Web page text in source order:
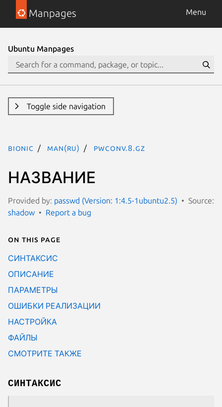
Manpages Menu
Ubuntu Manpages
Toggle side navigation
bionic man(ru) pwconv.8.gz
НАЗВАНИЕ
Provided by: passwd (Version: 1:4.5-1ubuntu2.5)
Source:
shadow
Report a bug
On this page
СИНТАКСИС
ОПИСАНИЕ
ПАРАМЕТРЫ
ОШИБКИ РЕАЛИЗАЦИИ
НАСТРОЙКА
ФАЙЛЫ
СМОТРИТЕ ТАКЖЕ
СИНТАКСИС